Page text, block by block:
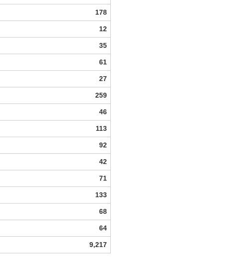
178
12
35
61
27
259
46
113
92
42
71
133
68
64
9,217